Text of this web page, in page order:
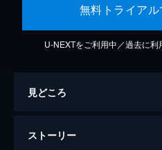
無料トライア
U-NEXTをご利用中／過去に
見どころ
ストーリー